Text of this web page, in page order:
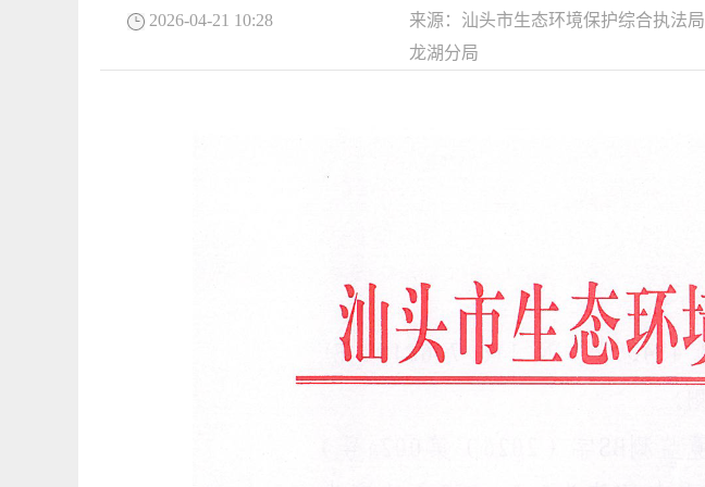
2026-04-21 10:28 来源： 汕头市生态环境保护综合执法局
龙湖分局